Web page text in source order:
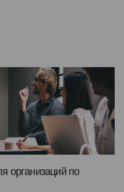
организаций по